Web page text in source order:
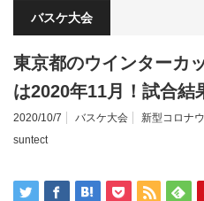
バスケ大会
東京都のウインターカ
は2020年11月！試合結
2020/10/7 バスケ大会 新型コロナ
suntect